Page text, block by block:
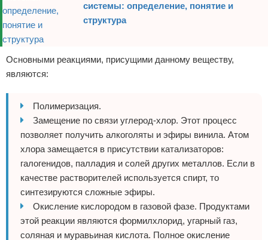
системы: определение, понятие и
структура
Основными реакциями, присущими данному веществу,
являются:
Полимеризация.
Замещение по связи углерод-хлор. Этот процесс
позволяет получить алкоголяты и эфиры винила. Атом
хлора замещается в присутствии катализаторов:
галогенидов, палладия и солей других металлов. Если в
качестве растворителей используется спирт, то
синтезируются сложные эфиры.
Окисление кислородом в газовой фазе. Продуктами
этой реакции являются формилхлорид, угарный газ,
соляная и муравьиная кислота. Полное окисление